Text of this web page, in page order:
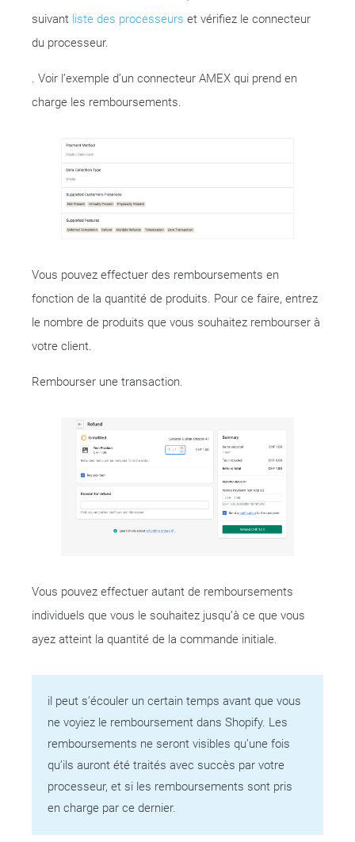
suivant liste des processeurs et vérifiez le connecteur
du processeur.
. Voir l’exemple d’un connecteur AMEX qui prend en
charge les remboursements.
Vous pouvez effectuer des remboursements en
fonction de la quantité de produits. Pour ce faire, entrez
le nombre de produits que vous souhaitez rembourser à
votre client.
Rembourser une transaction.
Vous pouvez effectuer autant de remboursements
individuels que vous le souhaitez jusqu’à ce que vous
ayez atteint la quantité de la commande initiale.
il peut s’écouler un certain temps avant que vous
ne voyiez le remboursement dans Shopify. Les
remboursements ne seront visibles qu’une fois
qu’ils auront été traités avec succès par votre
processeur, et si les remboursements sont pris
en charge par ce dernier.